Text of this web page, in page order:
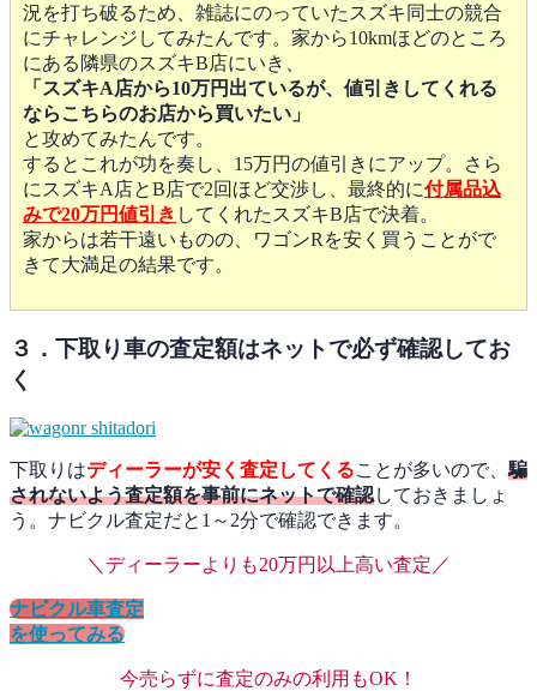
況を打ち破るため、雑誌にのっていたスズキ同士の競合
にチャレンジしてみたんです。家から10kmほどのところ
にある隣県のスズキB店にいき、
「スズキA店から10万円出ているが、値引きしてくれる
ならこちらのお店から買いたい」
と攻めてみたんです。
するとこれが功を奏し、15万円の値引きにアップ。さら
にスズキA店とB店で2回ほど交渉し、最終的に付属品込
みで20万円値引き してくれたスズキB店で決着。
家からは若干遠いものの、ワゴンRを安く買うことがで
きて大満足の結果です。
３．下取り車の査定額はネットで必ず確認してお
く
下取りはディーラーが安く査定してくることが多いので、騙
されないよう査定額を事前にネットで確認しておきましょ
う。ナビクル査定だと1～2分で確認できます。
＼ディーラーよりも20万円以上高い査定／
ナビクル車査定
を使ってみる
今売らずに査定のみの利用もOK！